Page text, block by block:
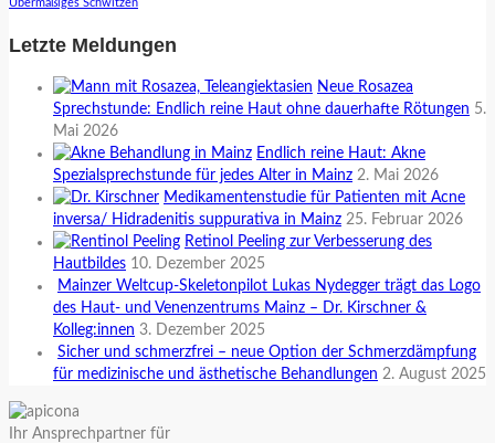
Letzte Meldungen
Neue Rosazea
Sprechstunde: Endlich reine Haut ohne dauerhafte Rötungen 5.
Mai 2026
Endlich reine Haut: Akne
Spezialsprechstunde für jedes Alter in Mainz 2. Mai 2026
Medikamentenstudie für Patienten mit Acne
inversa/ Hidradenitis suppurativa in Mainz 25. Februar 2026
Retinol Peeling zur Verbesserung des
Hautbildes 10. Dezember 2025
Mainzer Weltcup-Skeletonpilot Lukas Nydegger trägt das Logo
des Haut- und Venenzentrums Mainz – Dr. Kirschner &
Kolleg:innen 3. Dezember 2025
Sicher und schmerzfrei – neue Option der Schmerzdämpfung
für medizinische und ästhetische Behandlungen 2. August 2025
Ihr Ansprechpartner für